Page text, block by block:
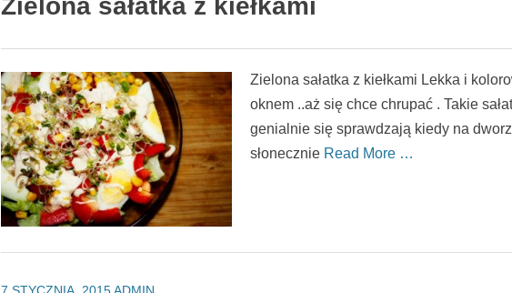
Zielona sałatka z kiełkami Lekka i
oknem ..aż się chce chrupać . Takie
genialnie się sprawdzają kiedy na
słonecznie Read More …
7 STYCZNIA, 2015 ADMIN